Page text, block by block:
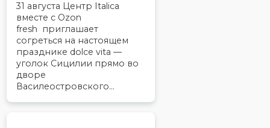
31 августа Центр Italica
вместе с Ozon
fresh приглашает
согреться на настоящем
празднике dolce vita —
уголок Сицилии прямо во
дворе
Василеостровского...